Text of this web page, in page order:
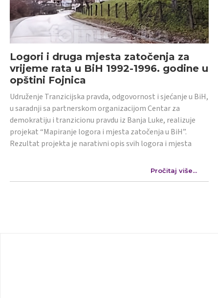
Logori i druga mjesta zatočenja za
vrijeme rata u BiH 1992-1996. godine u
opštini Fojnica
Udruženje Tranzicijska pravda, odgovornost i sjećanje u BiH,
u saradnji sa partnerskom organizacijom Centar za
demokratiju i tranzicionu pravdu iz Banja Luke, realizuje
projekat “Mapiranje logora i mjesta zatočenja u BiH”.
Rezultat projekta je narativni opis svih logora i mjesta
Pročitaj više...